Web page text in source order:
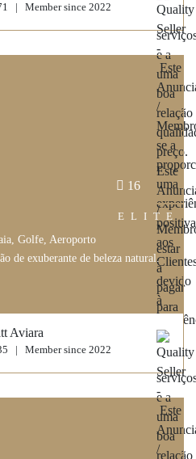
| Member since 2022
16
Golfe, Aeroporto
de exuberante de beleza natural.
ELITE
Aviara
| Member since 2022